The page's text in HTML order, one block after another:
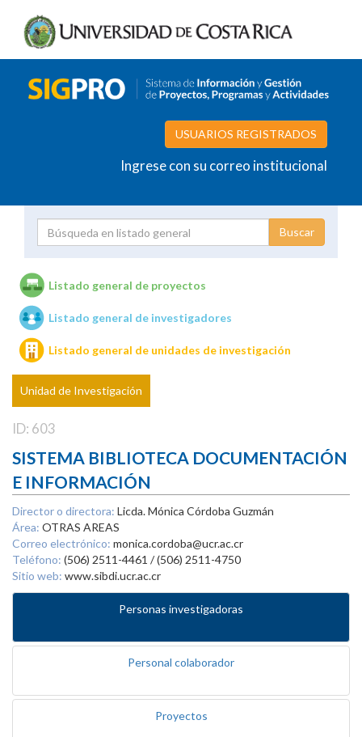
USUARIOS REGISTRADOS
Ingrese con su correo institucional
Unidades de investigación
Listado general de proyectos
Listado general de investigadores
Listado general de unidades de investigación
Unidad de Investigación
ID: 603
SISTEMA BIBLIOTECA DOCUMENTACIÓN
E INFORMACIÓN
Director o directora: Licda. Mónica Córdoba Guzmán
Área: OTRAS AREAS
Correo electrónico: monica.cordoba@ucr.ac.cr
Teléfono: (506) 2511-4461 / (506) 2511-4750
Sitio web: www.sibdi.ucr.ac.cr
Personas investigadoras
Personal colaborador
Proyectos